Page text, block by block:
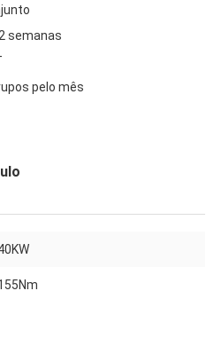
semanas
pelo mês